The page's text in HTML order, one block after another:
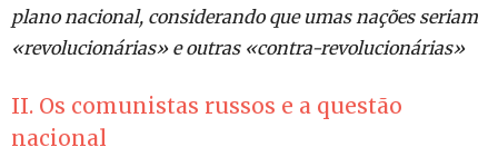
plano nacional, considerando que umas nações seriam
«revolucionárias» e outras «contra-revolucionárias»
II. Os comunistas russos e a questão
nacional